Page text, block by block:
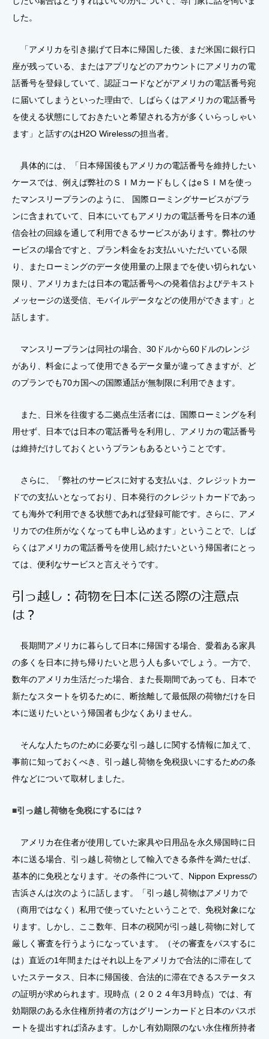
した。
「アメリカを引き揚げて日本に帰国した後、まだ米国に銀行口
座が残っている、またはアプリなどのアカウントにアメリカの電
話番号を登録していて、認証コードなどがアメリカの電話番号宛
に届いてしまうといった理由で、しばらくはアメリカの電話番号
を使える状態にしておきたいと希望される方が多くいらっしゃい
ます」と話すのはH2O Wirelessの担当者。
具体的には、「日本帰国後もアメリカの電話番号を維持したい
ケースでは、例えば弊社のＳＩＭカードもしくはeＳＩＭを使っ
たマンスリープランのように、 国際ローミングサービスがプラ
ンに含まれていて、日本にいてもアメリカの電話番号を日本の通
信会社の回線を通して利用できるサービスがあります。弊社のサ
ービスの場合ですと、プラン料金をお支払いいただいている限
り、またローミングのデータ使用量の上限までを使い切られない
限り、アメリカまたは日本の電話番号への発着信およびテキスト
メッセージの送受信、モバイルデータなどの使用ができます」と
話します。
マンスリープランは同社の場合、30ドルから60ドルのレンジ
があり、料金によって使用できるデータ量が違ってきますが、ど
のプランでも70カ国への国際通話が無制限に利用できます。
また、日米を往復する二拠点生活者には、国際ローミングを利
用せず、日本では日本の電話番号を利用し、アメリカの電話番号
は維持だけしておくというプランもあるということです。
さらに、「弊社のサービスに対する支払いは、クレジットカー
ドでの支払いとなっており、日本発行のクレジットカードであっ
ても海外で利用できる状態であれば登録可能です。さらに、アメ
リカでの住所がなくなっても申し込めます」ということで、しば
らくはアメリカの電話番号を使用し続けたいという帰国者にとっ
ては、便利なサービスと言えそうです。
引っ越し：荷物を日本に送る際の注意点
は？
長期間アメリカに暮らして日本に帰国する場合、愛着ある家具
の多くを日本に持ち帰りたいと思う人も多いでしょう。一方で、
数年のアメリカ生活だった場合、また長期間であっても、日本で
新たなスタートを切るために、断捨離して最低限の荷物だけを日
本に送りたいという帰国者も少なくありません。
そんな人たちのために必要な引っ越しに関する情報に加えて、
事前に知っておくべき、引っ越し荷物を免税扱いにするための条
件などについて取材しました。
■引っ越し荷物を免税にするには？
アメリカ在住者が使用していた家具や日用品を永久帰国時に日
本に送る場合、引っ越し荷物として輸入できる条件を満たせば、
基本的に免税となります。その条件について、Nippon Expressの
吉浜さんは次のように話します。「引っ越し荷物はアメリカで
（商用ではなく）私用で使っていたということで、免税対象にな
ります。しかし、ここ数年、日本の税関が引っ越し荷物に対して
厳しく審査を行うようになっています。（その審査をパスするに
は）直近の1年間またはそれ以上をアメリカで合法的に滞在して
いたステータス、日本に帰国後、合法的に滞在できるステータス
の証明が求められます。現時点（２０２４年3月時点）では、有
効期限のある永住権所持者の方はグリーンカードと日本のパスポ
ートを提出すれば済みます。しかし有効期限のない永住権所持者